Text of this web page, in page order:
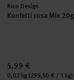
Hersteller:
Rico Design
Konfetti rosa Mix 20g
5,99 €
Inhalt:
0,02 kg (299,50 € / 1 kg)